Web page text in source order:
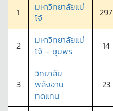
1
มหาวิทยาลัยแม่
โจ้
297
2
มหาวิทยาลัยแม่
โจ้ - ชุมพร
14
3
วิทยาลัย
พลังงาน
ทดแทน
23